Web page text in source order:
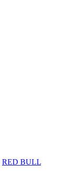
RED BULL